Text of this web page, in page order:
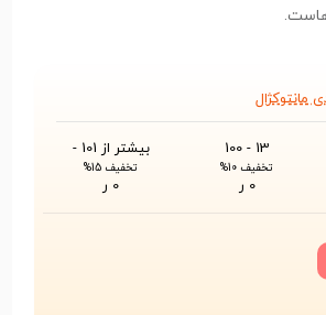
مانتوکژال
13 - 100
تخفیف 10%
0 ر
بیشتر از 101 -
تخفیف 15%
0 ر